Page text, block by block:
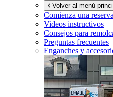
Volver al menú
Comienza una
Videos instructivos
Consejos para
Preguntas frecuentes
Enganches y